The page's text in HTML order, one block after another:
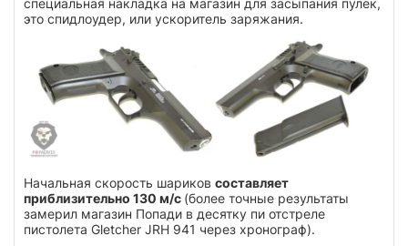
это спидлоудер, или ускоритель заряжания.
Начальная скорость шариков составляет
приблизительно 130 м/с (более точные результаты
замерил магазин Попади в десятку пи отстреле
пистолета Gletcher JRH 941 через хронограф).